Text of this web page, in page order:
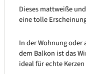
Dieses mattweiße
eine tolle
In der Wohnung oder
dem Balkon ist das
ideal für echte